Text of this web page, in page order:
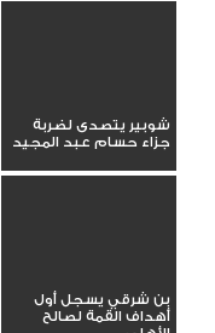
شوبير يتصدى لضربة
جزاء حسام عبد المجيد
بن شرقي يسجل أول
أهداف القمة لصالح